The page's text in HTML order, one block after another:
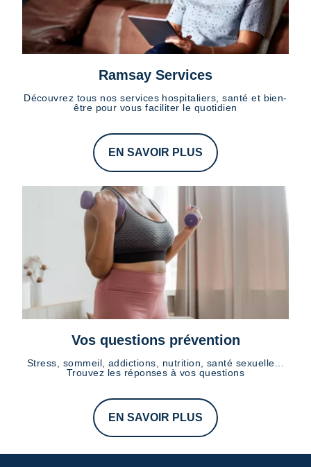
Ramsay Services
Découvrez tous nos services hospitaliers, santé et bien-
être pour vous faciliter le quotidien
EN SAVOIR PLUS
Vos questions prévention
Stress, sommeil, addictions, nutrition, santé sexuelle...
Trouvez les réponses à vos questions
EN SAVOIR PLUS